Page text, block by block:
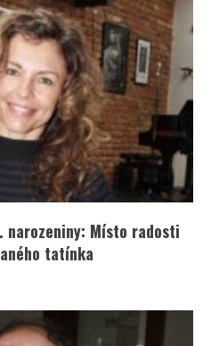
narozeniny: Místo radosti
tatínka